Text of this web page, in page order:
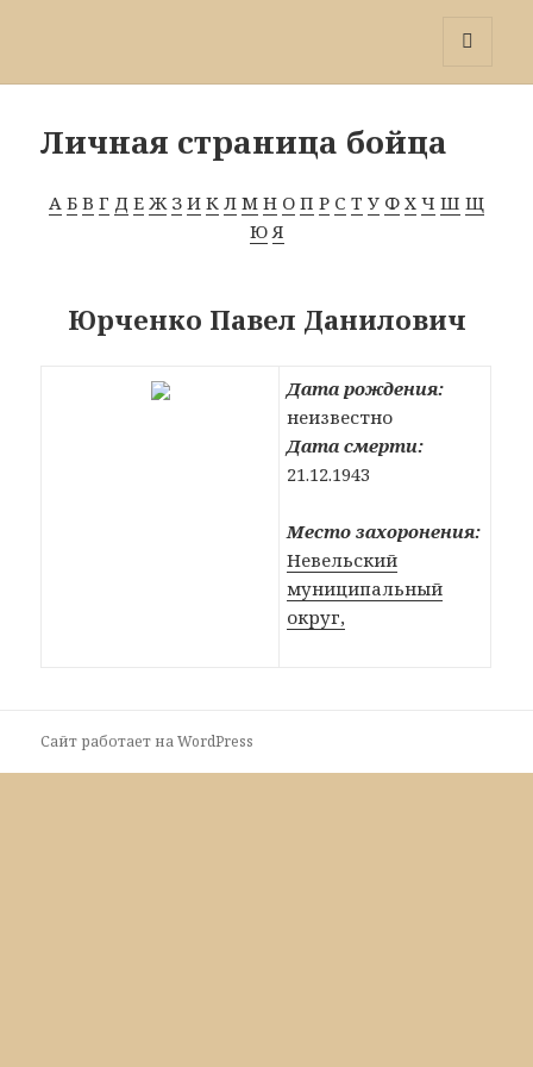
Личная страница бойца
А Б В Г Д Е Ж З И К Л М Н О П Р С Т У Ф Х Ч Ш Щ
Ю Я
Юрченко Павел Данилович
Дата рождения:
неизвестно
Дата смерти:
21.12.1943
Место захоронения:
Невельский
муниципальный
округ,
Сайт работает на WordPress